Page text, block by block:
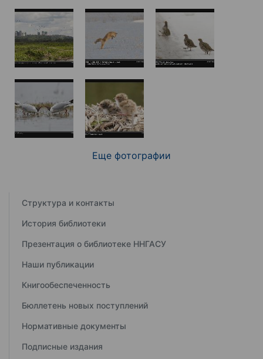
Еще фотографии
Структура и контакты
История библиотеки
Презентация о библиотеке ННГАСУ
Наши публикации
Книгообеспеченность
Бюллетень новых поступлений
Нормативные документы
Подписные издания